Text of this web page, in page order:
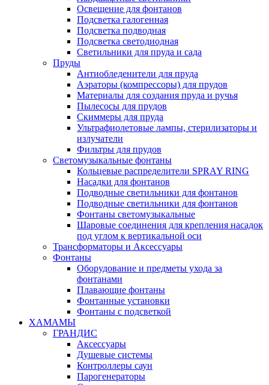
Освещение для фонтанов
Подсветка галогенная
Подсветка подводная
Подсветка светодиодная
Светильники для пруда и сада
Пруды
Антиобледенители для пруда
Аэраторы (компрессоры) для прудов
Материалы для создания пруда и ручья
Пылесосы для прудов
Скиммеры для пруда
Ультрафиолетовые лампы, стерилизаторы и
излучатели
Фильтры для прудов
Светомузыкальные фонтаны
Кольцевые распределители SPRAY RING
Насадки для фонтанов
Подводные светильники для фонтанов
Подводные светильники для фонтанов
Фонтаны светомузыкальные
Шаровые соединения для крепления насадок
под углом к вертикальной оси
Трансформаторы и Аксессуары
Фонтаны
Оборудование и предметы ухода за
фонтанами
Плавающие фонтаны
Фонтанные установки
Фонтаны с подсветкой
ХАМАМЫ
ГРАНДИС
Аксессуары
Душевые системы
Контроллеры саун
Парогенераторы